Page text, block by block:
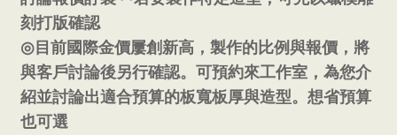
刻打版確認
◎ 目前國際金價屢創新高，製作的比例與報價，將
與客戶討論後另行確認。可預約來工作室，為您介
紹並討論出適合預算的板寬板厚與造型。想省預算
也可選